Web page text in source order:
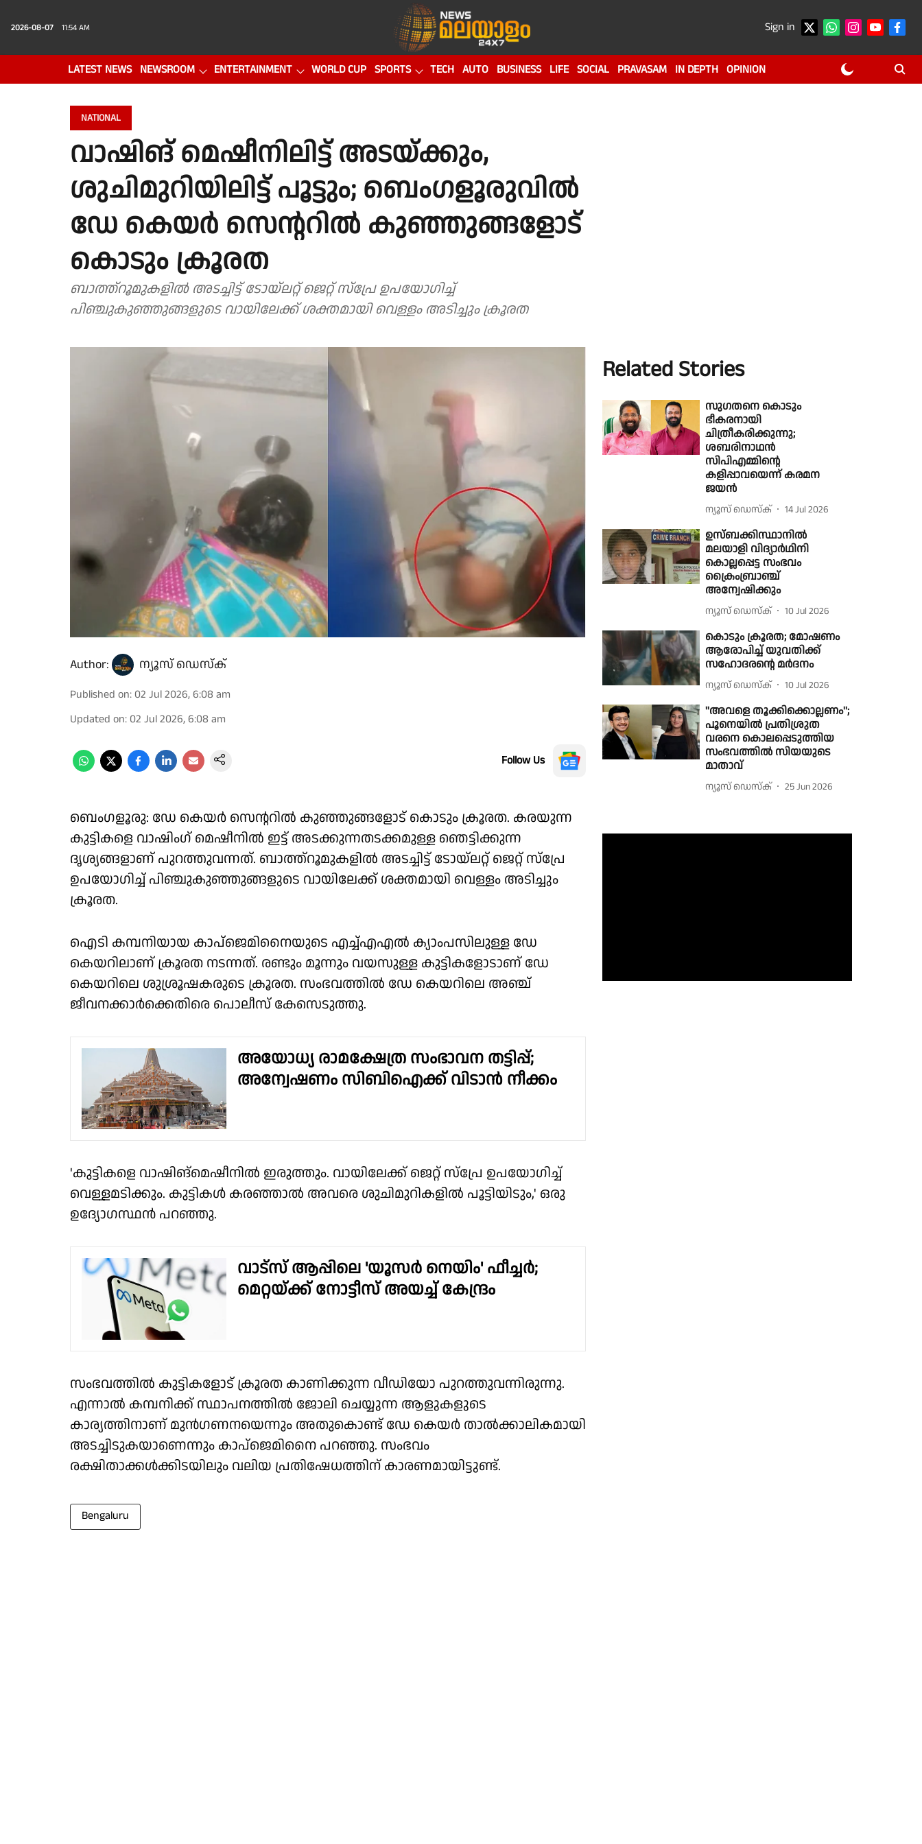
2026-08-07 11:54 AM Sign in
LATEST NEWS NEWSROOM ENTERTAINMENT WORLD CUP SPORTS TECH AUTO BUSINESS LIFE SOCIAL PRAVASAM IN DEPTH OPINION
NATIONAL
വാഷിങ് മെഷീനിലിട്ട് അടയ്ക്കും,
ശുചിമുറിയിലിട്ട് പൂട്ടും; ബെംഗളൂരുവില്‍
ഡേ കെയര്‍ സെന്ററില്‍ കുഞ്ഞുങ്ങളോട്
കൊടും ക്രൂരത
ബാത്ത്‌റൂമുകളില്‍ അടച്ചിട്ട് ടോയ്ലറ്റ് ജെറ്റ് സ്പ്രേ ഉപയോഗിച്ച്
പിഞ്ചുകുഞ്ഞുങ്ങളുടെ വായിലേക്ക് ശക്തമായി വെള്ളം അടിച്ചും ക്രൂരത
Author: ന്യൂസ് ഡെസ്ക്
Published on: 02 Jul 2026, 6:08 am
Updated on: 02 Jul 2026, 6:08 am
Follow Us
ബെംഗളൂരു: ഡേ കെയര്‍ സെന്ററില്‍ കുഞ്ഞുങ്ങളോട് കൊടും ക്രൂരത. കരയുന്ന
കുട്ടികളെ വാഷിംഗ് മെഷീനില്‍ ഇട്ട് അടക്കുന്നതടക്കമുള്ള ഞെട്ടിക്കുന്ന
ദൃശ്യങ്ങളാണ് പുറത്തുവന്നത്. ബാത്ത്‌റൂമുകളില്‍ അടച്ചിട്ട് ടോയ്ലറ്റ് ജെറ്റ് സ്പ്രേ
ഉപയോഗിച്ച് പിഞ്ചുകുഞ്ഞുങ്ങളുടെ വായിലേക്ക് ശക്തമായി വെള്ളം അടിച്ചും
ക്രൂരത.
ഐടി കമ്പനിയായ കാപ്‌ജെമിനൈയുടെ എച്ച്എഎല്‍ ക്യാംപസിലുള്ള ഡേ
കെയറിലാണ് ക്രൂരത നടന്നത്. രണ്ടും മൂന്നും വയസുള്ള കുട്ടികളോടാണ് ഡേ
കെയറിലെ ശുശ്രൂഷകരുടെ ക്രൂരത. സംഭവത്തില്‍ ഡേ കെയറിലെ അഞ്ച്
ജീവനക്കാര്‍ക്കെതിരെ പൊലീസ് കേസെടുത്തു.
അയോധ്യ രാമക്ഷേത്ര സംഭാവന തട്ടിപ്പ്;
അന്വേഷണം സിബിഐക്ക് വിടാന്‍ നീക്കം
'കുട്ടികളെ വാഷിങ്‌മെഷീനില്‍ ഇരുത്തും. വായിലേക്ക് ജെറ്റ് സ്‌പ്രേ ഉപയോഗിച്ച്
വെള്ളമടിക്കും. കുട്ടികള്‍ കരഞ്ഞാല്‍ അവരെ ശുചിമുറികളില്‍ പൂട്ടിയിടും,' ഒരു
ഉദ്യോഗസ്ഥന്‍ പറഞ്ഞു.
വാട്സ് ആപ്പിലെ 'യൂസർ നെയിം' ഫീച്ചർ;
മെറ്റയ്ക്ക് നോട്ടീസ് അയച്ച് കേന്ദ്രം
സംഭവത്തില്‍ കുട്ടികളോട് ക്രൂരത കാണിക്കുന്ന വീഡിയോ പുറത്തുവന്നിരുന്നു.
എന്നാല്‍ കമ്പനിക്ക് സ്ഥാപനത്തില്‍ ജോലി ചെയ്യുന്ന ആളുകളുടെ
കാര്യത്തിനാണ് മുന്‍ഗണനയെന്നും അതുകൊണ്ട് ഡേ കെയര്‍ താല്‍ക്കാലികമായി
അടച്ചിടുകയാണെന്നും കാപ്‌ജെമിനൈ പറഞ്ഞു. സംഭവം
രക്ഷിതാക്കള്‍ക്കിടയിലും വലിയ പ്രതിഷേധത്തിന് കാരണമായിട്ടുണ്ട്.
Bengaluru
Related Stories
സുഗതനെ കൊടും
ഭീകരനായി
ചിത്രീകരിക്കുന്നു;
ശബരിനാഥൻ
സിപിഎമ്മിന്റെ
കളിപ്പാവയെന്ന് കരമന
ജയൻ
ന്യൂസ് ഡെസ്ക് 14 Jul 2026
ഉസ്ബക്കിസ്ഥാനില്‍
മലയാളി വിദ്യാര്‍ഥിനി
കൊല്ലപ്പെട്ട സംഭവം
ക്രൈംബ്രാഞ്ച്
അന്വേഷിക്കും
ന്യൂസ് ഡെസ്ക് 10 Jul 2026
കൊടും ക്രൂരത; മോഷണം
ആരോപിച്ച് യുവതിക്ക്
സഹോദരൻ്റെ മർദനം
ന്യൂസ് ഡെസ്ക് 10 Jul 2026
''അവളെ തൂക്കിക്കൊല്ലണം'';
പൂനെയില്‍ പ്രതിശ്രുത
വരനെ കൊലപ്പെടുത്തിയ
സംഭവത്തില്‍ സിയയുടെ
മാതാവ്
ന്യൂസ് ഡെസ്ക് 25 Jun 2026